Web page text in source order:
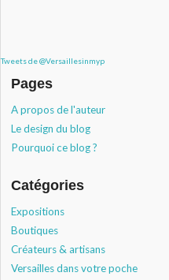
Tweets de @Versaillesinmyp
Pages
A propos de l'auteur
Le design du blog
Pourquoi ce blog ?
Catégories
Expositions
Boutiques
Créateurs & artisans
Versailles dans votre poche